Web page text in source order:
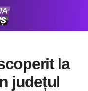
la
județul